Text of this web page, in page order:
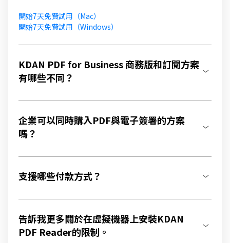
開始7天免費試用（Mac）
開始7天免費試用（Windows）
KDAN PDF for Business 商務版和訂閱方案
有哪些不同？
企業可以同時購入PDF與電子簽署的方案
嗎？
支援哪些付款方式？
告訴我更多關於在虛擬機器上安裝KDAN
PDF Reader的限制。